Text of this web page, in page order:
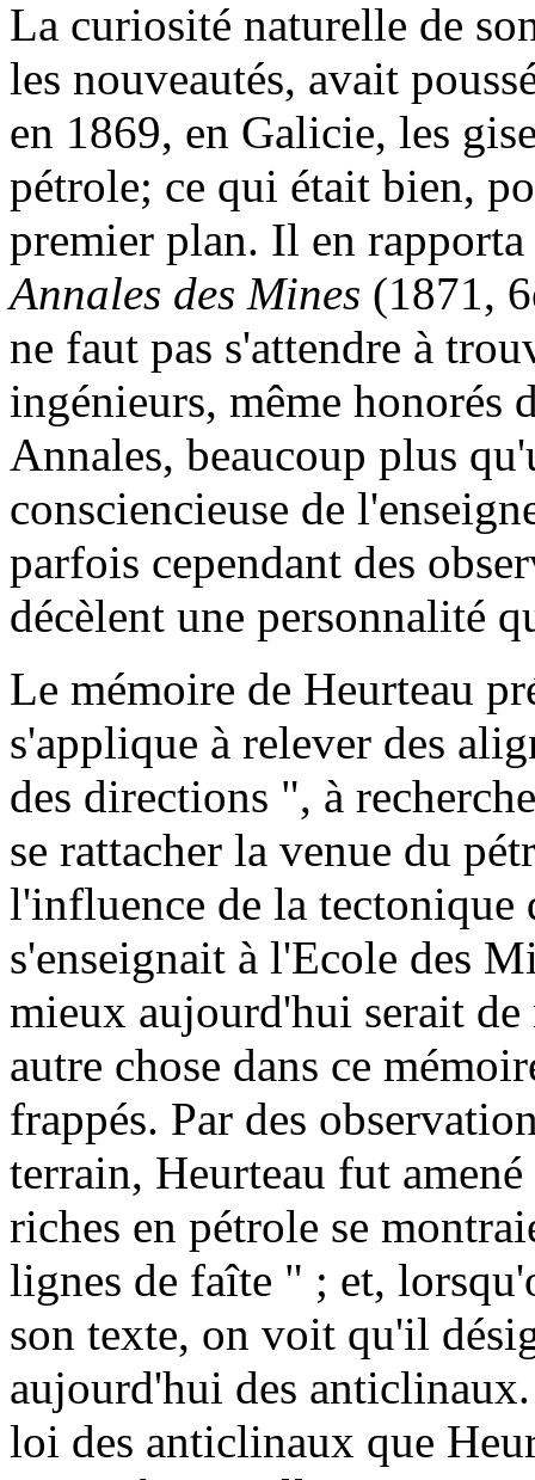
La curiosité naturelle de
les nouveautés, avait
en 1869, en Galicie, les
pétrole; ce qui était bien,
premier plan. Il en
Annales des Mines (1871,
ne faut pas s'attendre à
ingénieurs, même honorés
Annales, beaucoup plus
consciencieuse de
parfois cependant des
décèlent une personnalité
Le mémoire de Heurteau
s'applique à relever des
des directions ", à
se rattacher la venue du
l'influence de la tectonique
s'enseignait à l'Ecole des
mieux aujourd'hui serait
autre chose dans ce
frappés. Par des
terrain, Heurteau fut
riches en pétrole se
lignes de faîte " ; et,
son texte, on voit qu'il
aujourd'hui des
loi des anticlinaux que